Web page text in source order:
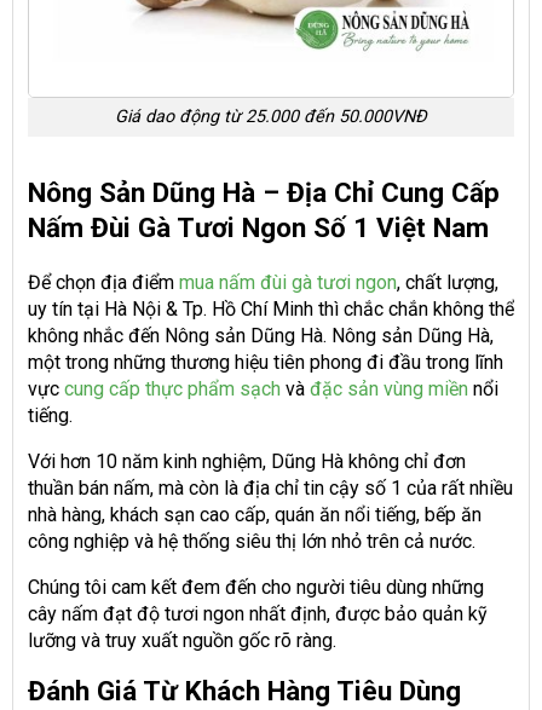
Giá dao động từ 25.000 đến 50.000VNĐ
Nông Sản Dũng Hà – Địa Chỉ Cung Cấp
Nấm Đùi Gà Tươi Ngon Số 1 Việt Nam
Để chọn địa điểm mua nấm đùi gà tươi ngon, chất lượng,
uy tín tại Hà Nội & Tp. Hồ Chí Minh thì chắc chắn không thể
không nhắc đến Nông sản Dũng Hà. Nông sản Dũng Hà,
một trong những thương hiệu tiên phong đi đầu trong lĩnh
vực cung cấp thực phẩm sạch và đặc sản vùng miền nổi
tiếng.
Với hơn 10 năm kinh nghiệm, Dũng Hà không chỉ đơn
thuần bán nấm, mà còn là địa chỉ tin cậy số 1 của rất nhiều
nhà hàng, khách sạn cao cấp, quán ăn nổi tiếng, bếp ăn
công nghiệp và hệ thống siêu thị lớn nhỏ trên cả nước.
Chúng tôi cam kết đem đến cho người tiêu dùng những
cây nấm đạt độ tươi ngon nhất định, được bảo quản kỹ
lưỡng và truy xuất nguồn gốc rõ ràng.
Đánh Giá Từ Khách Hàng Tiêu Dùng